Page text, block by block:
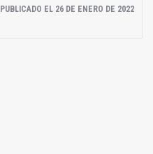
PUBLICADO EL 26 DE ENERO DE 2022